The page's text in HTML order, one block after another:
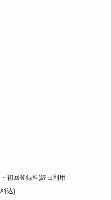
・初回登録料(終日利用
料込)